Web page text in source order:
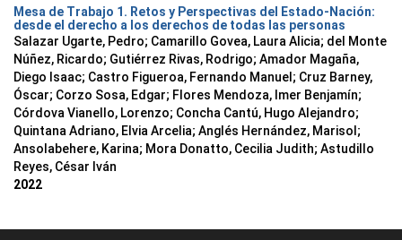
Mesa de Trabajo 1. Retos y Perspectivas del Estado-Nación:
desde el derecho a los derechos de todas las personas
Salazar Ugarte, Pedro; Camarillo Govea, Laura Alicia; del Monte
Núñez, Ricardo; Gutiérrez Rivas, Rodrigo; Amador Magaña,
Diego Isaac; Castro Figueroa, Fernando Manuel ; Cruz Barney,
Óscar; Corzo Sosa, Edgar; Flores Mendoza, Imer Benjamín;
Córdova Vianello, Lorenzo; Concha Cantú, Hugo Alejandro;
Quintana Adriano, Elvia Arcelia; Anglés Hernández, Marisol ;
Ansolabehere, Karina; Mora Donatto, Cecilia Judith; Astudillo
Reyes, César Iván
2022